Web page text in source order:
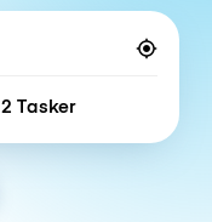
Number of bags
2 Tasker